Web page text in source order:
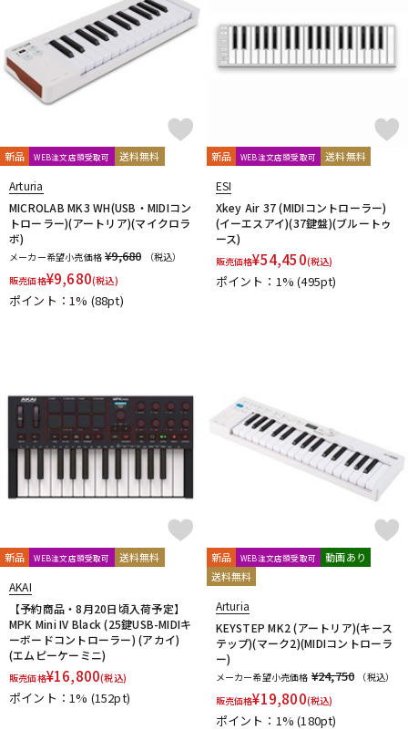
新品 WEB注文店頭受取可 送料無料
Arturia
MICROLAB MK3 WH(USB・MIDIコン
トローラー)(アートリア)(マイクロラ
ボ)
メーカー希望小売価格 ¥9,680
（税込）
販売価格¥9,680(税込)
ポイント：1% (88pt)
新品 WEB注文店頭受取可 送料無料
ESI
Xkey Air 37 (MIDIコントローラー)
(イーエスアイ)(37鍵盤)(ブルートゥ
ース)
販売価格¥54,450(税込)
ポイント：1%(495pt)
新品 WEB注文店頭受取可 送料無料
AKAI
【予約商品・8月20日頃入荷予定】
MPK Mini IV Black (25鍵USB-MIDIキ
ーボードコントローラー) (アカイ)
(エムピーケーミニ)
販売価格¥16,800(税込)
ポイント：1% (152pt)
新品 WEB注文店頭受取可
動画あり
送料無料
Arturia
KEYSTEP MK2 (アートリア)(キース
テップ)(マーク2)(MIDIコントローラ
ー)
メーカー希望小売価格 ¥24,750
（税込）
販売価格¥19,800(税込)
ポイント：1%(180pt)